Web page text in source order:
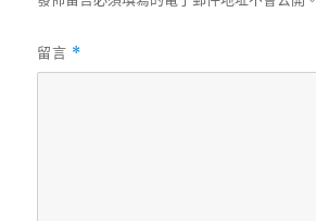
留言 *